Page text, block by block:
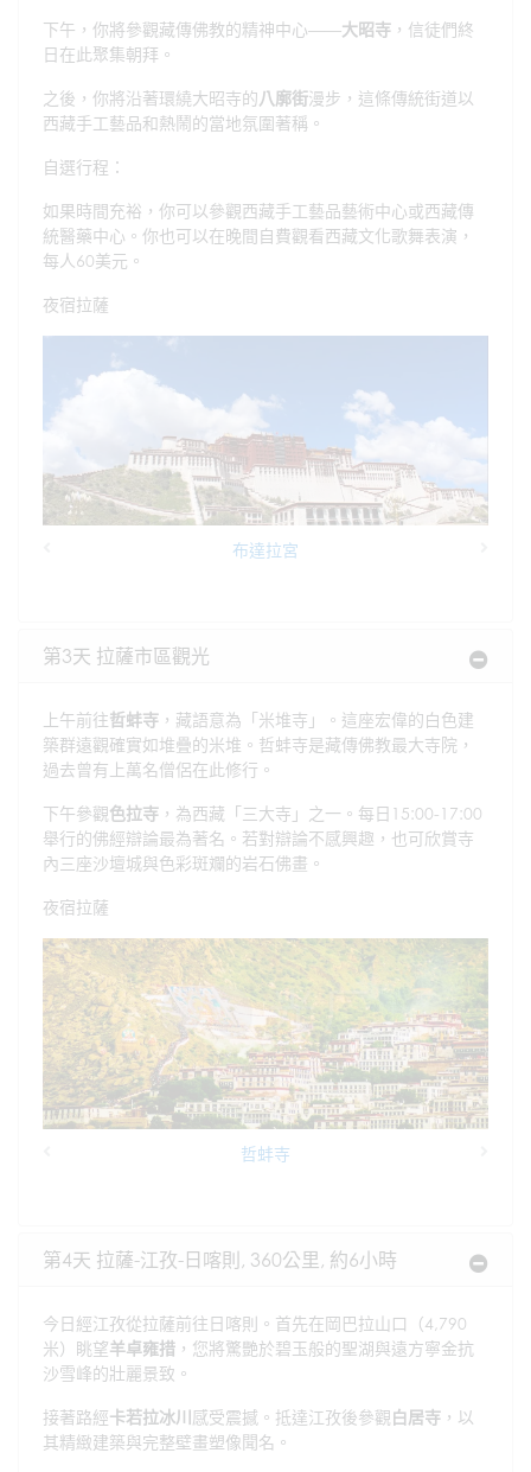
下午，你將參觀藏傳佛教的精神中心——大昭寺 ，信徒們終
日在此聚集朝拜。
之後，你將沿著環繞大昭寺的八廓街漫步，這條傳統街道以
西藏手工藝品和熱鬧的當地氛圍著稱。
自選行程：
如果時間充裕，你可以參觀西藏手工藝品藝術中心或西藏傳
統醫藥中心。你也可以在晚間自費觀看西藏文化歌舞表演，
每人60美元。
夜宿拉薩
布達拉宮
第3天 拉薩市區觀光
上午前往哲蚌寺 ，藏語意為「米堆寺」。這座宏偉的白色建
築群遠觀確實如堆疊的米堆。哲蚌寺是藏傳佛教最大寺院，
過去曾有上萬名僧侶在此修行。
下午參觀色拉寺 ，為西藏「三大寺」之一。每日15:00-17:00
舉行的佛經辯論最為著名。若對辯論不感興趣，也可欣賞寺
內三座沙壇城與色彩斑斕的岩石佛畫。
夜宿拉薩
哲蚌寺
第4天 拉薩-江孜-日喀則, 360公里, 約6小時
今日經江孜從拉薩前往日喀則。首先在岡巴拉山口（4,790
米）眺望羊卓雍措 ，您將驚艷於碧玉般的聖湖與遠方寧金抗
沙雪峰的壯麗景致。
接著路經卡若拉冰川 感受震撼。抵達江孜後參觀白居寺 ，以
其精緻建築與完整壁畫塑像聞名。